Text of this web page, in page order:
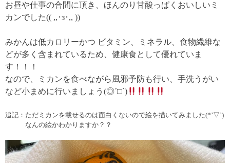
お昼や仕事の合間に頂き、ほんのり甘酸っぱくおいしいミ
カンでした(( ,,･з･,, ))
みかんは低カロリーかつ ビタミン、ミネラル、食物繊維な
どが多く含まれているため、健康食として優れていま
す！！！
なので、ミカンを食べながら風邪予防も行い、手洗うがい
など小まめに行いましょう(◎´□`)
追記：ただミカンを載せるのは面白くないので絵を描いてみました(*’▽’)
なんの絵かわかりますか？？